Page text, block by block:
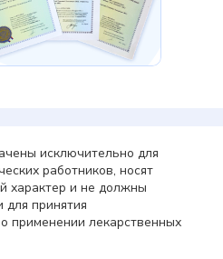
исключительно для
работников, носят
характер и не должны
для принятия
применении лекарственных